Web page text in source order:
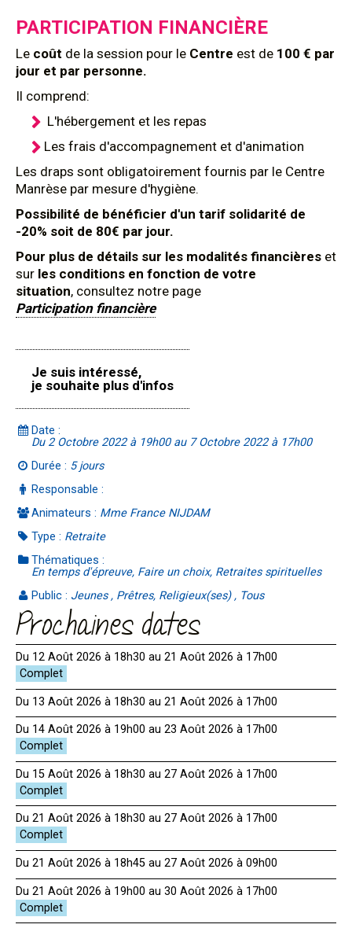
PARTICIPATION FINANCIÈRE
Le coût de la session pour le Centre est de 100 € par
jour et par personne.
Il comprend:
L'hébergement et les repas
Les frais d'accompagnement et d'animation
Les draps sont obligatoirement fournis par le Centre
Manrèse par mesure d'hygiène.
Possibilité de bénéficier d'un tarif solidarité de
-20% soit de 80€ par jour.
Pour plus de détails sur les modalités financières et
sur les conditions en fonction de votre
situation, consultez notre page
Participation financière
Je suis intéressé,
je souhaite plus d'infos
Date :
Du 2 Octobre 2022 à 19h00 au 7 Octobre 2022 à 17h00
Durée : 5 jours
Responsable :
Animateurs : Mme France NIJDAM
Type : Retraite
Thématiques :
En temps d'épreuve, Faire un choix, Retraites spirituelles
Public : Jeunes , Prêtres, Religieux(ses) , Tous
Prochaines dates
Du 12 Août 2026 à 18h30 au 21 Août 2026 à 17h00
Du 13 Août 2026 à 18h30 au 21 Août 2026 à 17h00
Du 14 Août 2026 à 19h00 au 23 Août 2026 à 17h00
Du 15 Août 2026 à 18h30 au 27 Août 2026 à 17h00
Du 21 Août 2026 à 18h30 au 27 Août 2026 à 17h00
Du 21 Août 2026 à 18h45 au 27 Août 2026 à 09h00
Du 21 Août 2026 à 19h00 au 30 Août 2026 à 17h00